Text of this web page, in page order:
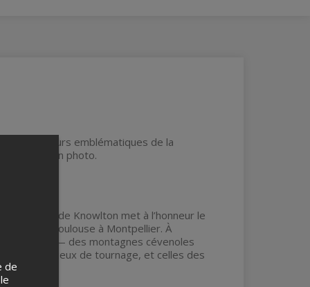
secteurs emblématiques de la
la direction photo.
du film de Knowlton met à l’honneur le
de Toulouse à Montpellier. À
paysages — des montagnes cévenoles
comme lieux de tournage, et celles des
de